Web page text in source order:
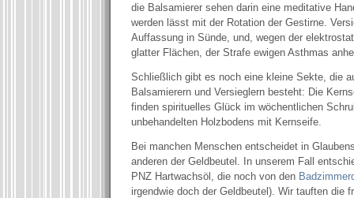
die Balsamierer sehen darin eine meditative
werden lässt mit der Rotation der Gestirne.
Auffassung in Sünde, und, wegen der
glatter Flächen, der Strafe ewigen Asthmas
Schließlich gibt es noch eine kleine Sekte, die
Balsamierern und Versieglern besteht: Die
finden spirituelles Glück im wöchentlichen
unbehandelten Holzbodens mit Kernseife.
Bei manchen Menschen entscheidet in
anderen der Geldbeutel. In unserem Fall
PNZ Hartwachsöl, die noch von den
irgendwie doch der Geldbeutel). Wir tauften die